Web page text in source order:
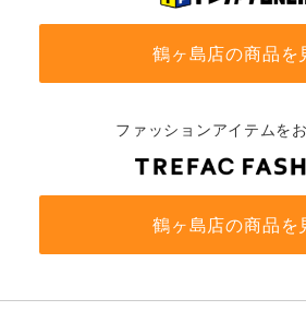
鶴ヶ島店の商品を
ファッションアイテムを
鶴ヶ島店の商品を